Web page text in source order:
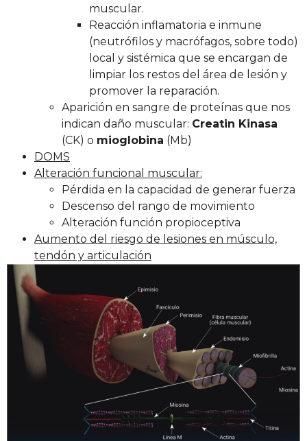
muscular.
Reacción inflamatoria e inmune
(neutrófilos y macrófagos, sobre todo)
local y sistémica que se encargan de
limpiar los restos del área de lesión y
promover la reparación.
Aparición en sangre de proteínas que nos
indican daño muscular: Creatin Kinasa
(CK) o mioglobina (Mb)
DOMS
Alteración funcional muscular:
Pérdida en la capacidad de generar fuerza
Descenso del rango de movimiento
Alteración función propioceptiva
Aumento del riesgo de lesiones en músculo,
tendón y articulación